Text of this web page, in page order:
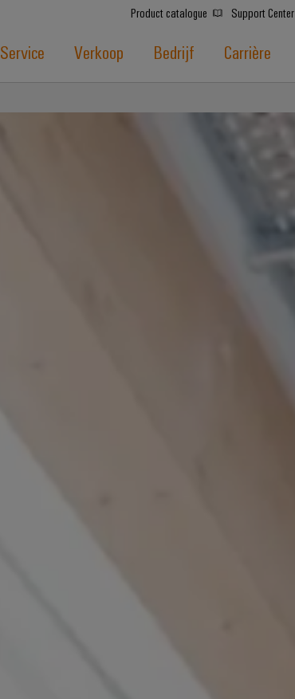
Product catalogue Support Center
Service Verkoop Bedrijf Carrière